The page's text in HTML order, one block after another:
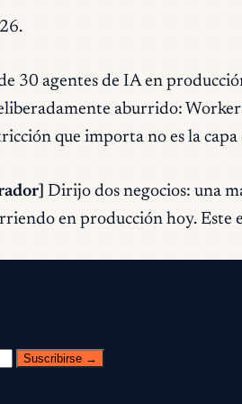
30 agentes de IA en
aburrido:
que importa no es la
Dirijo dos negocios: una
en producción hoy. Este
Suscribirse →